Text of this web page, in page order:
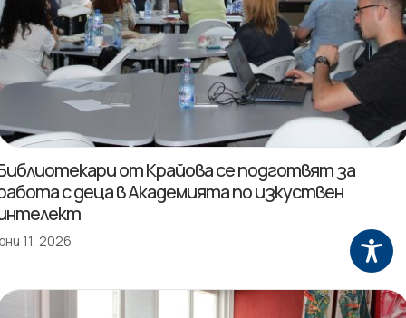
от Крайова се подготвят за
с деца в Академията по изкуствен
11, 2026